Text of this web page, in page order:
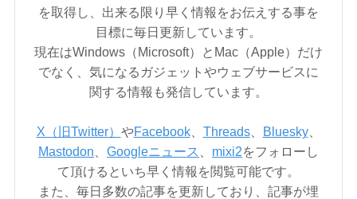
を取得し、出来る限り早く情報をお伝えする事を
目標に毎日更新しています。
現在はWindows（Microsoft）とMac（Apple）だけ
でなく、気になるガジェットやウェブサービスに
関する情報も発信しています。
X（旧Twitter） やFacebook、 Threads、 Bluesky、
Mastodon
Googleニュース mixi2をフォローし
て頂けるといち早く情報を閲覧可能です。
また、毎日多数の記事を更新しており、記事が埋